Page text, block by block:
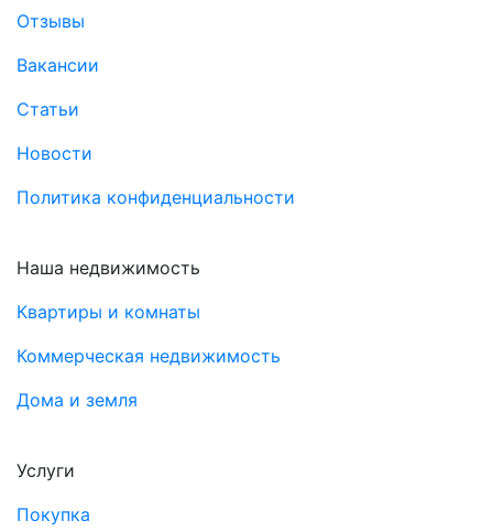
Отзывы
Вакансии
Статьи
Новости
Политика конфиденциальности
Наша недвижимость
Квартиры и комнаты
Коммерческая недвижимость
Дома и земля
Услуги
Покупка